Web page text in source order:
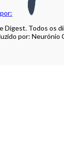
Digest. Todos os
por: Neurónio